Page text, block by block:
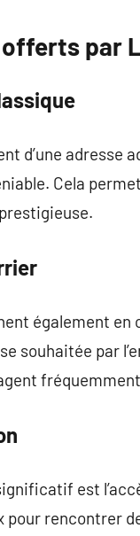
par
d’une
Cela
également
souhaitée par
est
pour rencontrer